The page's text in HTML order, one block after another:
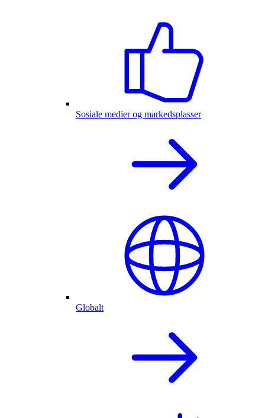
Sosiale medier og markedsplasser
Globalt